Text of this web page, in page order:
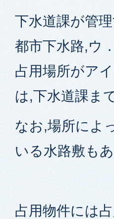
下水道課が管
都市下水路,ウ
占用場所がア
は,下水道課ま
なお,場所によ
いる水路敷もあ
占用物件には